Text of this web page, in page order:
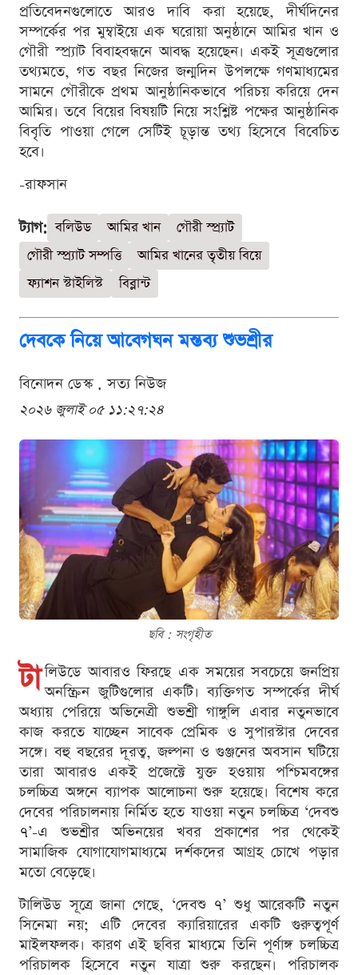
প্রতিবেদনগুলোতে আরও দাবি করা হয়েছে, দীর্ঘদিনের
সম্পর্কের পর মুম্বাইয়ে এক ঘরোয়া অনুষ্ঠানে আমির খান ও
গৌরী স্প্র্যাট বিবাহবন্ধনে আবদ্ধ হয়েছেন। একই সূত্রগুলোর
তথ্যমতে, গত বছর নিজের জন্মদিন উপলক্ষে গণমাধ্যমের
সামনে গৌরীকে প্রথম আনুষ্ঠানিকভাবে পরিচয় করিয়ে দেন
আমির। তবে বিয়ের বিষয়টি নিয়ে সংশ্লিষ্ট পক্ষের আনুষ্ঠানিক
বিবৃতি পাওয়া গেলে সেটিই চূড়ান্ত তথ্য হিসেবে বিবেচিত
হবে।
-রাফসান
ট্যাগ: বলিউড আমির খান
গৌরী স্প্র্যাট
গৌরী স্প্র্যাট সম্পত্তি
আমির খানের তৃতীয় বিয়ে
ফ্যাশন স্টাইলিস্ট
বিব্লান্ট
দেবকে নিয়ে আবেগঘন মন্তব্য শুভশ্রীর
বিনোদন ডেস্ক . সত্য নিউজ
২০২৬ জুলাই ০৫ ১১:২৭:২৪
ছবি : সংগৃহীত
টা লিউডে আবারও ফিরছে এক সময়ের সবচেয়ে জনপ্রিয়
অনস্ক্রিন জুটিগুলোর একটি। ব্যক্তিগত সম্পর্কের দীর্ঘ
অধ্যায় পেরিয়ে অভিনেত্রী শুভশ্রী গাঙ্গুলি এবার নতুনভাবে
কাজ করতে যাচ্ছেন সাবেক প্রেমিক ও সুপারস্টার দেবের
সঙ্গে। বহু বছরের দূরত্ব, জল্পনা ও গুঞ্জনের অবসান ঘটিয়ে
তারা আবারও একই প্রজেক্টে যুক্ত হওয়ায় পশ্চিমবঙ্গের
চলচ্চিত্র অঙ্গনে ব্যাপক আলোচনা শুরু হয়েছে। বিশেষ করে
দেবের পরিচালনায় নির্মিত হতে যাওয়া নতুন চলচ্চিত্র ‘দেবশু
৭’-এ শুভশ্রীর অভিনয়ের খবর প্রকাশের পর থেকেই
সামাজিক যোগাযোগমাধ্যমে দর্শকদের আগ্রহ চোখে পড়ার
মতো বেড়েছে।
টালিউড সূত্রে জানা গেছে, ‘দেবশু ৭’ শুধু আরেকটি নতুন
সিনেমা নয়; এটি দেবের ক্যারিয়ারের একটি গুরুত্বপূর্ণ
মাইলফলক। কারণ এই ছবির মাধ্যমে তিনি পূর্ণাঙ্গ চলচ্চিত্র
পরিচালক হিসেবে নতুন যাত্রা শুরু করছেন। পরিচালক